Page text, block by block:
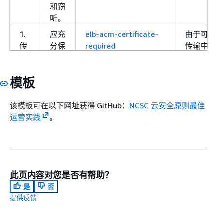
和窃
听。
1.
传
数
保
护
应充
分保
用户
数据
和窃
elb-acm-certificate-
required
由于可
传输中
1.
传
输
应充
分保
elb-tls-https-
模板
该模板可在以下网址获得 GitHub： NCSC 云安全原则最佳
运营实践
。
此页内容对您是否有帮助？
是
否
提供反馈